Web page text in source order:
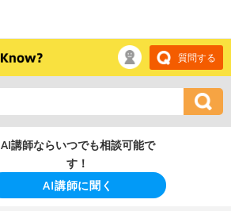
質問する
AI講師ならいつでも相談可能で
す！
AI講師に聞く